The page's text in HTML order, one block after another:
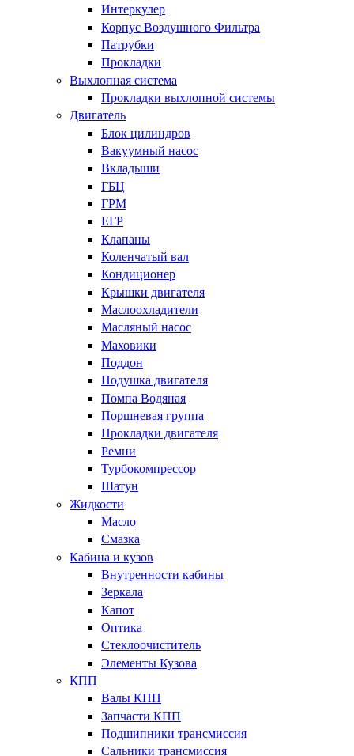
Интеркулер
Корпус Воздушного Фильтра
Патрубки
Прокладки
Выхлопная система
Прокладки выхлопной системы
Двигатель
Блок цилиндров
Вакуумный насос
Вкладыши
ГБЦ
ГРМ
ЕГР
Клапаны
Коленчатый вал
Кондиционер
Крышки двигателя
Маслоохладители
Масляный насос
Маховики
Поддон
Подушка двигателя
Помпа Водяная
Поршневая группа
Прокладки двигателя
Ремни
Турбокомпрессор
Шатун
Жидкости
Масло
Смазка
Кабина и кузов
Внутренности кабины
Зеркала
Капот
Оптика
Стеклоочиститель
Элементы Кузова
КПП
Валы КПП
Запчасти КПП
Подшипники трансмиссия
Сальники трансмиссия